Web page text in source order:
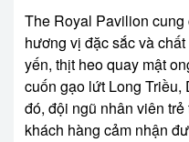
The Royal Pavilion
hương vị đặc sắc và
yến, thịt heo quay mật
cuốn gạo lứt Long Triều,
đó, đội ngũ nhân viên
khách hàng cảm nhận